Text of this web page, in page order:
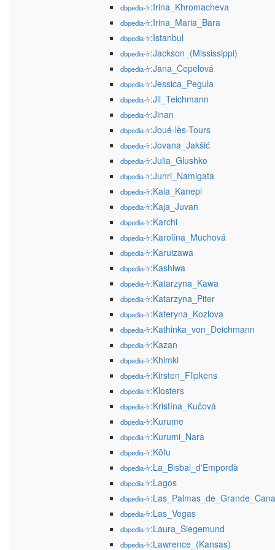
dbpedia-fr:Irina_Khromacheva
dbpedia-fr:Irina_Maria_Bara
dbpedia-fr:Istanbul
dbpedia-fr:Jackson_(Mississippi)
dbpedia-fr:Jana_Čepelová
dbpedia-fr:Jessica_Pegula
dbpedia-fr:Jil_Teichmann
dbpedia-fr:Jinan
dbpedia-fr:Joué-lès-Tours
dbpedia-fr:Jovana_Jakšić
dbpedia-fr:Julia_Glushko
dbpedia-fr:Junri_Namigata
dbpedia-fr:Kaia_Kanepi
dbpedia-fr:Kaja_Juvan
dbpedia-fr:Karchi
dbpedia-fr:Karolína_Muchová
dbpedia-fr:Karuizawa
dbpedia-fr:Kashiwa
dbpedia-fr:Katarzyna_Kawa
dbpedia-fr:Katarzyna_Piter
dbpedia-fr:Kateryna_Kozlova
dbpedia-fr:Kathinka_von_Deichmann
dbpedia-fr:Kazan
dbpedia-fr:Khimki
dbpedia-fr:Kirsten_Flipkens
dbpedia-fr:Klosters
dbpedia-fr:Kristína_Kučová
dbpedia-fr:Kurume
dbpedia-fr:Kurumi_Nara
dbpedia-fr:Kōfu
dbpedia-fr:La_Bisbal_d'Empordà
dbpedia-fr:Lagos
dbpedia-fr
dbpedia-fr:Las_Vegas
dbpedia-fr:Laura_Siegemund
dbpedia-fr:Lawrence_(Kansas)